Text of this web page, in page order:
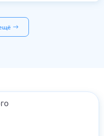
на -1 этаже.
приятно
и с отличным
Апероль шприц в
следующий сезон.